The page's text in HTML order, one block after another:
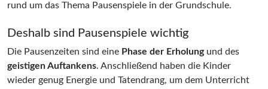
rund um das Thema Pausenspiele in der Grundschule.
Deshalb sind Pausenspiele wichtig
Die Pausenzeiten sind eine Phase der Erholungund des
geistigen Auftankens. Anschließend haben die Kinder
wieder genug Energie und Tatendrang, um dem Unterricht